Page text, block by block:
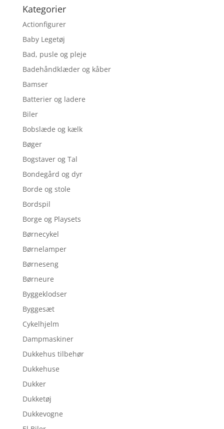
Kategorier
Actionfigurer
Baby Legetøj
Bad, pusle og pleje
Badehåndklæder og kåber
Bamser
Batterier og ladere
Biler
Bobslæde og kælk
Bøger
Bogstaver og Tal
Bondegård og dyr
Borde og stole
Bordspil
Borge og Playsets
Børnecykel
Børnelamper
Børneseng
Børneure
Byggeklodser
Byggesæt
Cykelhjelm
Dampmaskiner
Dukkehus tilbehør
Dukkehuse
Dukker
Dukketøj
Dukkevogne